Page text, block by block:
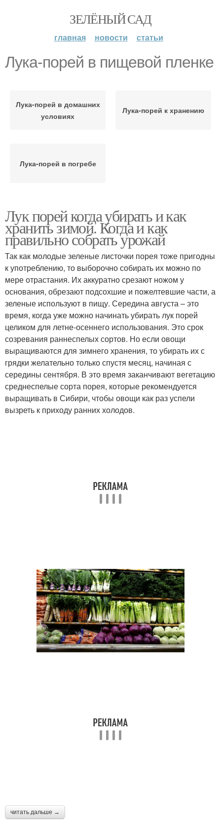
ЗЕЛЁНЫЙ САД
главная новости статьи
Лука-порей в пищевой пленке
Лука-порей в домашних
условиях
Лука-порей к хранению
Лука-порей в погребе
Лук порей когда убирать и как
хранить зимой. Когда и как
правильно собрать урожай
Так как молодые зеленые листочки порея тоже пригодны
к употреблению, то выборочно собирать их можно по
мере отрастания. Их аккуратно срезают ножом у
основания, обрезают подсохшие и пожелтевшие части, а
зеленые используют в пищу. Середина августа – это
время, когда уже можно начинать убирать лук порей
целиком для летне-осеннего использования. Это срок
созревания раннеспелых сортов. Но если овощи
выращиваются для зимнего хранения, то убирать их с
грядки желательно только спустя месяц, начиная с
середины сентября. В это время заканчивают вегетацию
среднеспелые сорта порея, которые рекомендуется
выращивать в Сибири, чтобы овощи как раз успели
вызреть к приходу ранних холодов.
читать дальше →